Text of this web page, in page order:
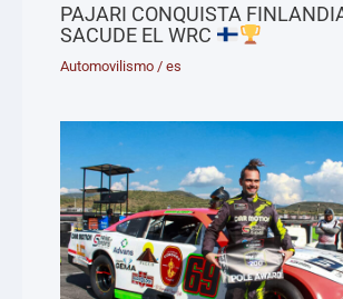
PAJARI CONQUISTA
SACUDE EL WRC
Automovilismo /es